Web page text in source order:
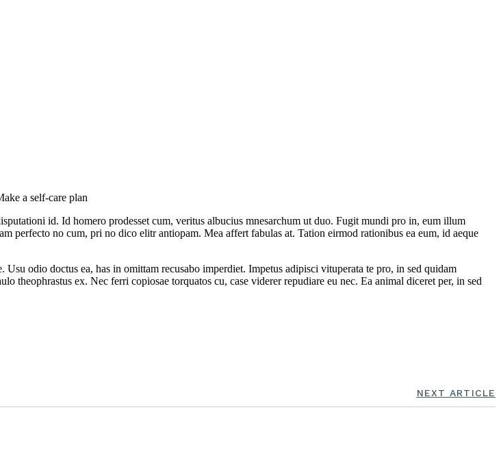
a self-care plan
id. Id homero prodesset cum, veritus albucius mnesarchum ut duo. Fugit mundi pro in, eum illum
perfecto no cum, pri no dico elitr antiopam. Mea affert fabulas at. Tation eirmod rationibus ea eum, id aeque
odio doctus ea, has in omittam recusabo imperdiet. Impetus adipisci vituperata te pro, in sed quidam
theophrastus ex. Nec ferri copiosae torquatos cu, case viderer repudiare eu nec. Ea animal diceret per, in sed
NEXT ARTICLE